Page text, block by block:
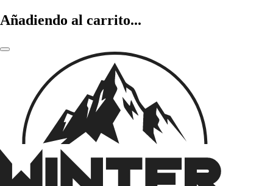
Añadiendo al carrito...